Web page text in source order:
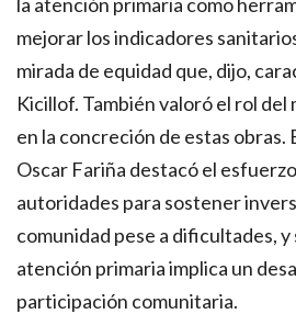
mejorar los indicadores
mirada de equidad que, dijo,
Kicillof. También valoró el rol
en la concreción de estas obras.
Oscar Fariña destacó el
autoridades para sostener
comunidad pese a dificultades, y
atención primaria implica un
participación comunitaria.